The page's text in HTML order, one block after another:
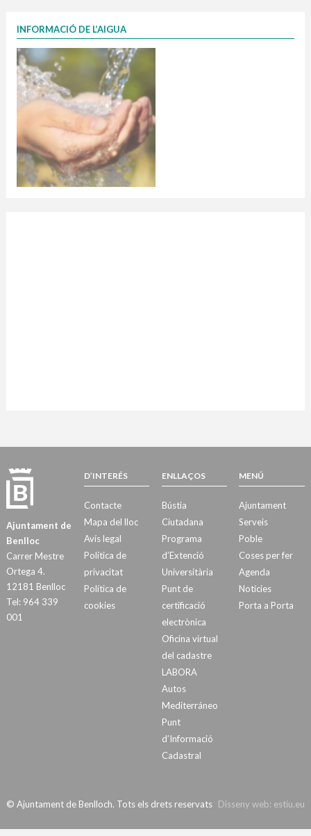
INFORMACIÓ DE L’AIGUA
Ajuntament de
Benlloc
Carrer Mestre
Ortega 4.
12181 Benlloc
Tel: 964 339
001
D’INTERÉS
Contacte
Mapa del lloc
Avís legal
Política de
privacitat
Política de
cookies
ENLLAÇOS
Bústia
Ciutadana
Programa
d’Extenció
Universitària
Punt de
certificació
electrònica
Oficina virtual
del cadastre
LABORA
Autos
Mediterráneo
Punt
d’Informació
Cadastral
MENÚ
Ajuntament
Serveis
Poble
Coses per fer
Agenda
Notícies
Porta a Porta
Disseny web: estiu.eu
© Ajuntament de Benlloch. Tots els drets reservats